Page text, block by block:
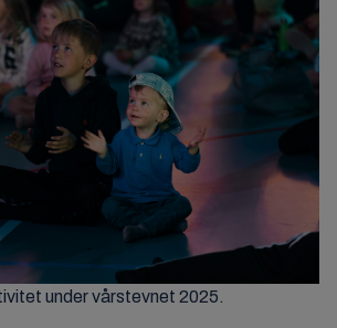
under vårstevnet 2025.